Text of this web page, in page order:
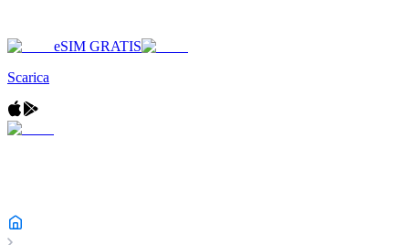
eSIM GRATIS
Scarica